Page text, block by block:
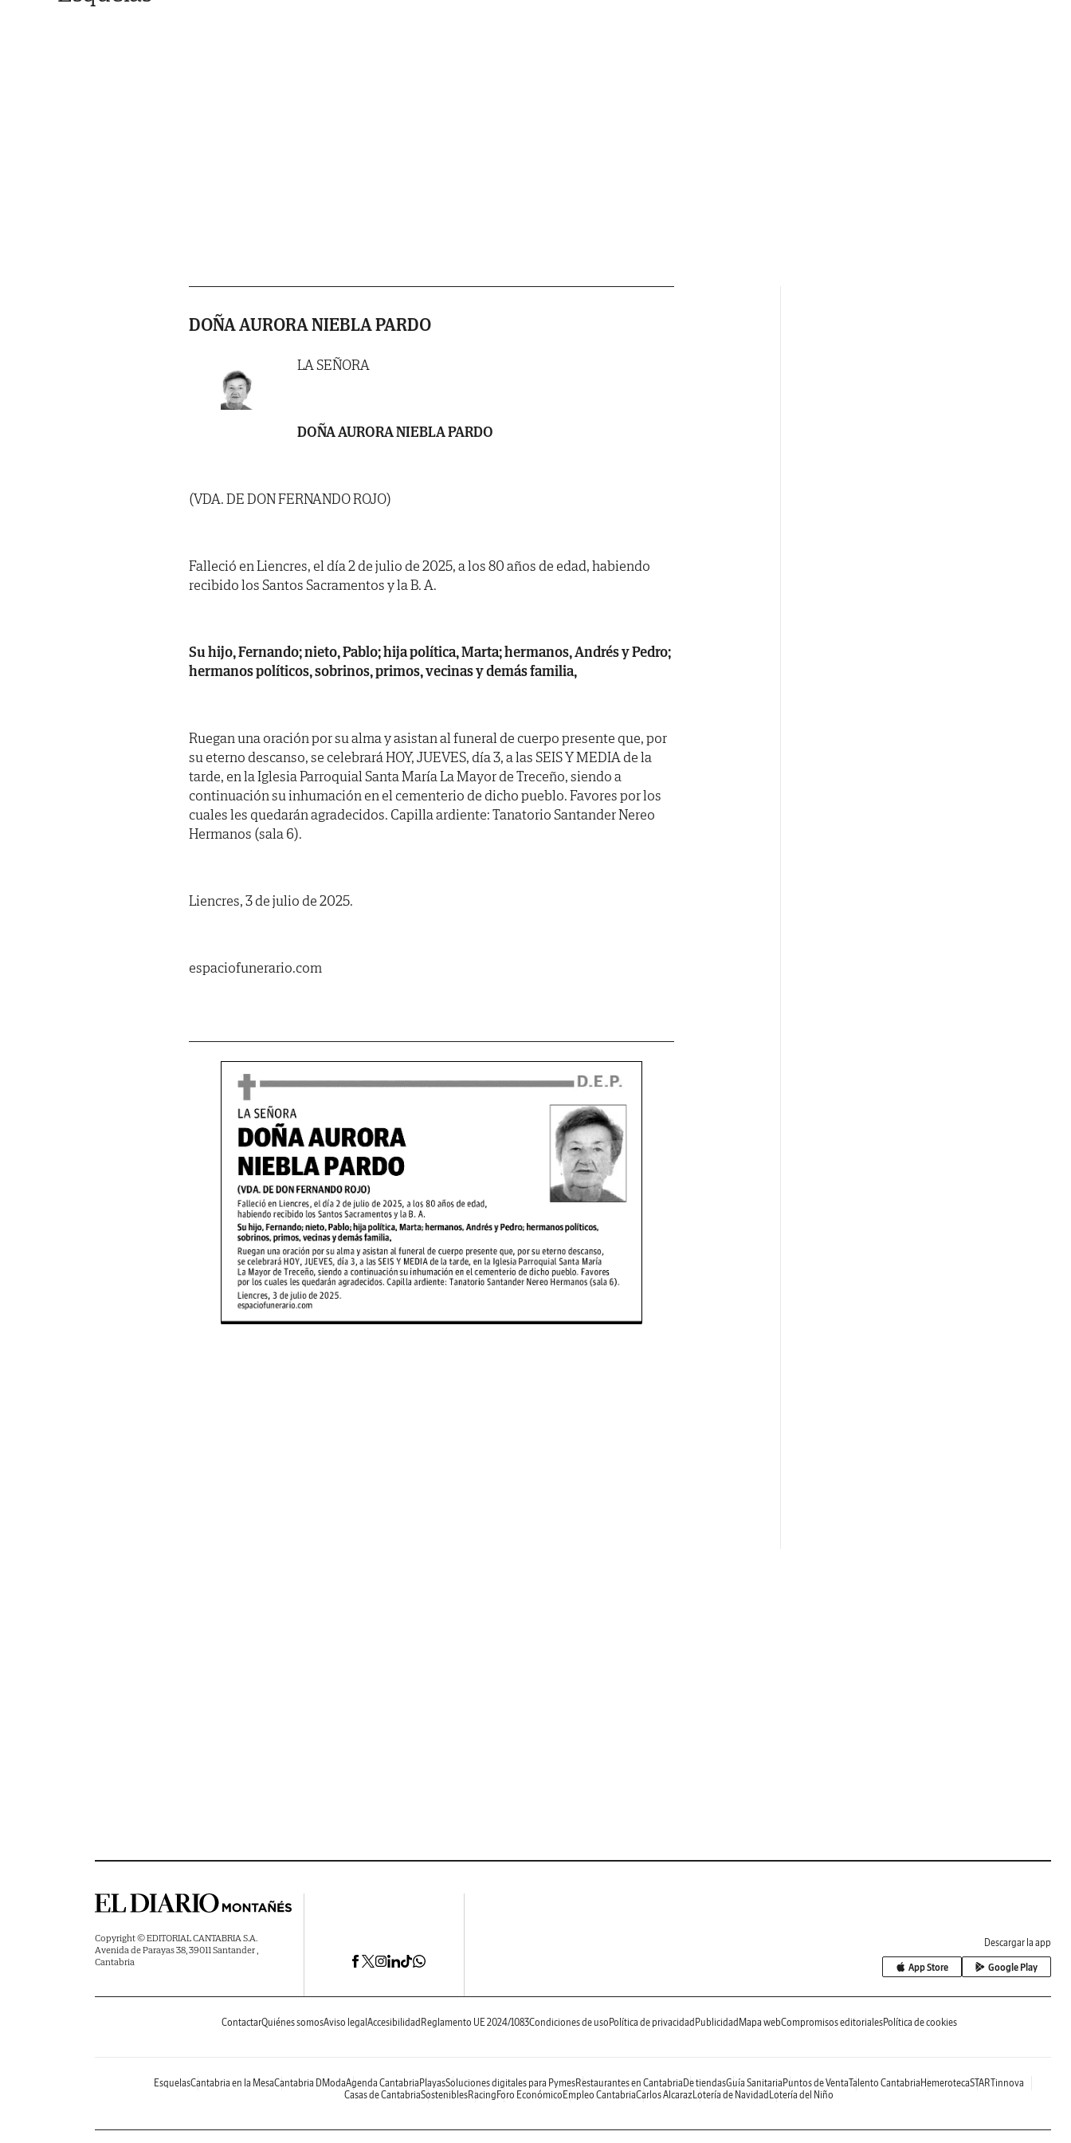
DOÑA AURORA NIEBLA PARDO
LA SEÑORA
DOÑA AURORA NIEBLA PARDO
(VDA. DE DON FERNANDO ROJO)
Falleció en Liencres, el día 2 de julio de 2025, a los 80 años de edad, habiendo
recibido los Santos Sacramentos y la B. A.
Su hijo, Fernando; nieto, Pablo; hija política, Marta; hermanos, Andrés y Pedro;
hermanos políticos, sobrinos, primos, vecinas y demás familia,
Ruegan una oración por su alma y asistan al funeral de cuerpo presente que, por
su eterno descanso, se celebrará HOY, JUEVES, día 3, a las SEIS Y MEDIA de la
tarde, en la Iglesia Parroquial Santa María La Mayor de Treceño, siendo a
continuación su inhumación en el cementerio de dicho pueblo. Favores por los
cuales les quedarán agradecidos. Capilla ardiente: Tanatorio Santander Nereo
Hermanos (sala 6).
Liencres, 3 de julio de 2025.
espaciofunerario.com
Copyright © EDITORIAL CANTABRIA S.A.
Avenida de Parayas 38, 39011 Santander ,
Cantabria
Descargar la app
App Store Google Play
ContactarQuiénes somosAviso legal Accesibilidad Reglamento UE 2024/1083Condiciones de uso Política de privacidad Publicidad Mapa webCompromisos editorialesPolítica de cookies
EsquelasCantabria en la MesaCantabria DModaAgenda Cantabria PlayasSoluciones digitales para PymesRestaurantes en Cantabria De tiendasGuía Sanitaria Puntos de VentaTalento Cantabria HemerotecaSTARTinnova
Casas de CantabriaSosteniblesRacing Foro Económico Empleo CantabriaCarlos AlcarazLotería de Navidad Lotería del Niño